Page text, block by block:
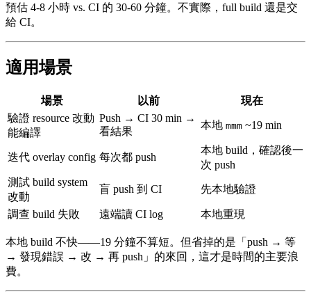
預估 4-8 小時 vs. CI 的 30-60 分鐘。不實際，full build 還是交
給 CI。
適用場景
場景 以前
現在
驗證 resource 改動
能編譯
Push → CI 30 min →
看結果
本地 mmm ~19 min
迭代 overlay config 每次都 push
本地 build，確認後一
次 push
測試 build system
改動
盲 push 到 CI 先本地驗證
調查 build 失敗 遠端讀 CI log 本地重現
本地 build 不快——19 分鐘不算短。但省掉的是「push → 等
→ 發現錯誤 → 改 → 再 push」的來回，這才是時間的主要浪
費。